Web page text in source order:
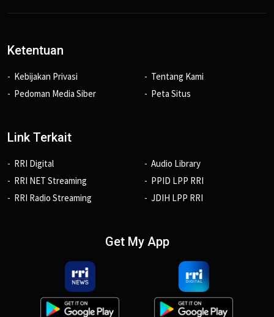
Ketentuan
Kebijakan Privasi
Pedoman Media Siber
Tentang Kami
Peta Situs
Link Terkait
RRI Digital
RRI NET Streaming
RRI Radio Streaming
Audio Library
PPID LPP RRI
JDIH LPP RRI
Get My App